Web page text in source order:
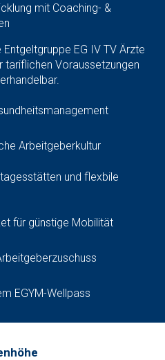
mit Coaching- &
Entgeltgruppe EG IV TV Ärzte
tariflichen Voraussetzungen
Arbeitgeberkultur
und flexbile
für günstige Mobilität
EGYM-Wellpass